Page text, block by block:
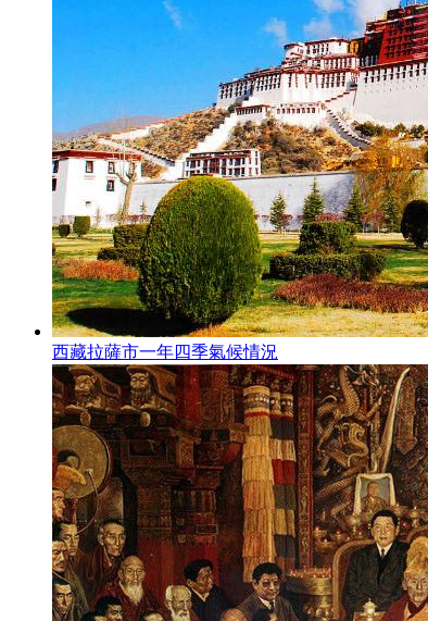
西藏拉薩市一年四季氣候情況